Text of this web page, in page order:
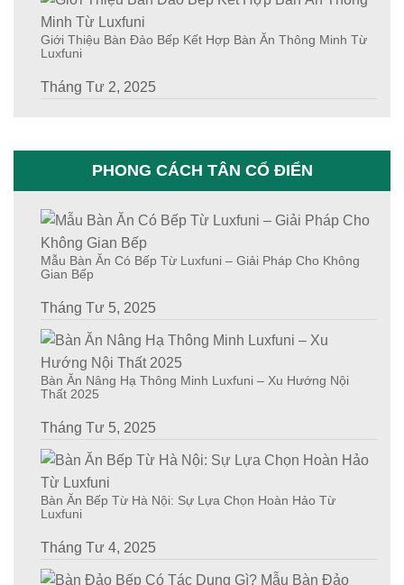
Giới Thiệu Bàn Đảo Bếp Kết Hợp Bàn Ăn Thông Minh Từ
Luxfuni
Tháng Tư 2, 2025
PHONG CÁCH TÂN CỔ ĐIỂN
Mẫu Bàn Ăn Có Bếp Từ Luxfuni – Giải Pháp Cho Không
Gian Bếp
Tháng Tư 5, 2025
Bàn Ăn Nâng Hạ Thông Minh Luxfuni – Xu Hướng Nội
Thất 2025
Tháng Tư 5, 2025
Bàn Ăn Bếp Từ Hà Nội: Sự Lựa Chọn Hoàn Hảo Từ
Luxfuni
Tháng Tư 4, 2025